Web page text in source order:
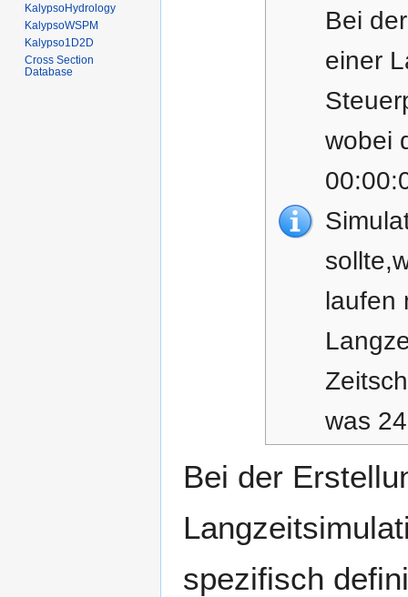
Bei
einer
wobei
laufen
was
Bei der
spezifisch
KalypsoHydrology
KalypsoWSPM
Kalypso1D2D
Cross Section
Database